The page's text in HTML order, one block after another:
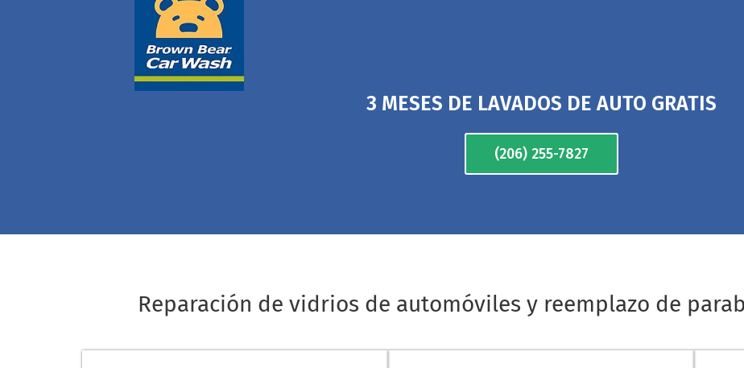
3 MESES DE LAVADOS DE AUTO GRATIS
(206) 255-7827
Reparación de vidrios de automóviles y reemplazo de